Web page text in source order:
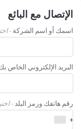
الإتصال مع البائع
اسمك أو اسم الشركة -
البريد الإلكتروني الخاص
رقم هاتفك ورمز البلد -
+